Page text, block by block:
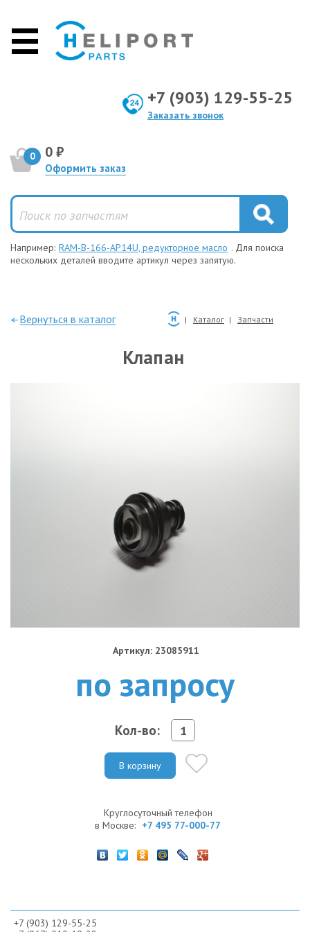
+7 (903) 129-55-25
Заказать звонок
0 0 ₽
Оформить заказ
Например: RAM-B-166-AP14U, редукторное масло . Для поиска
нескольких деталей вводите артикул через запятую.
—Вернуться в каталог Каталог Запчасти
Клапан
Артикул: 23085911
по запросу
Кол-во:
В корзину
Круглосуточный телефон
в Москве: +7 495 77-000-77
+7 (903) 129-55-25